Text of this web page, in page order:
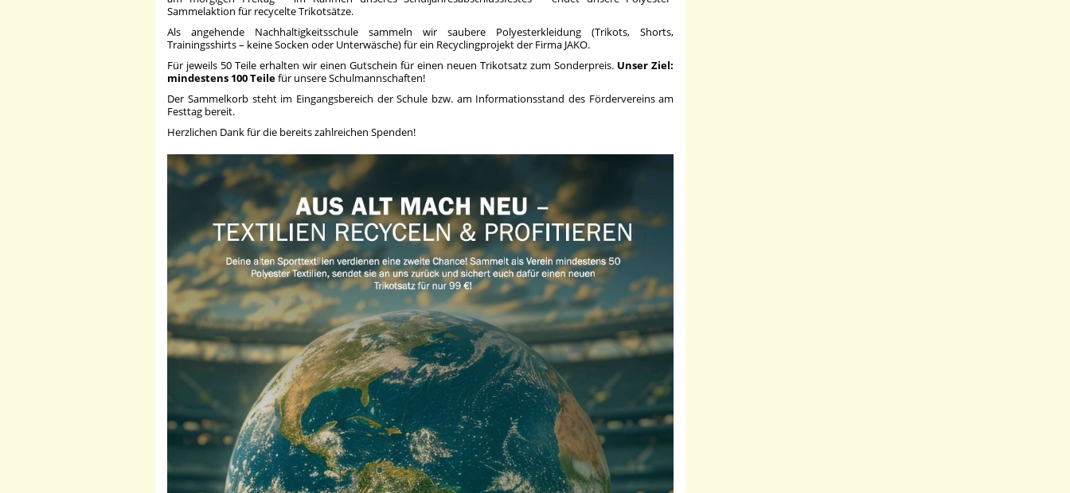
Sammelaktion für recycelte Trikotsätze.
Als angehende Nachhaltigkeitsschule sammeln wir saubere Polyesterkleidung (Trikots, Shorts,
Trainingsshirts – keine Socken oder Unterwäsche) für ein Recyclingprojekt der Firma JAKO.
Für jeweils 50 Teile erhalten wir einen Gutschein für einen neuen Trikotsatz zum Sonderpreis. Unser Ziel:
mindestens 100 Teilefür unsere Schulmannschaften!
Der Sammelkorb steht im Eingangsbereich der Schule bzw. am Informationsstand des Fördervereins am
Festtag bereit.
Herzlichen Dank für die bereits zahlreichen Spenden!